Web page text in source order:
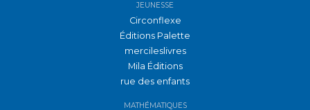
JEUNESSE
Circonflexe
Éditions Palette
mercileslivres
Mila Éditions
rue des enfants
MATHÉMATIQUES